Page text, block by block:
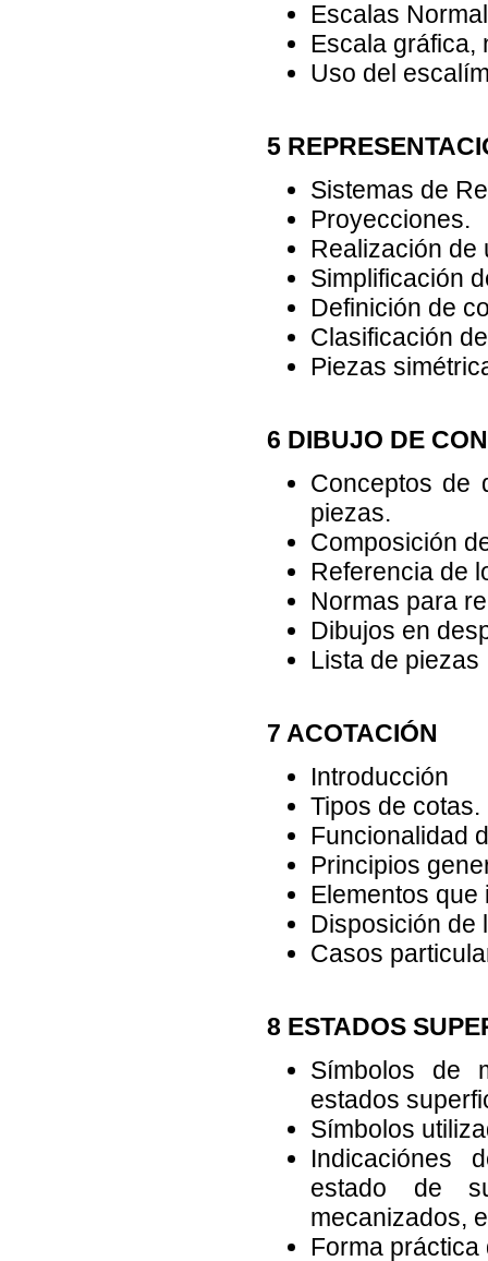
Escalas
Escala gráfica,
Uso del
5
Sistemas de
Proyecciones.
Realización de
Simplificación
Definición de
Clasificación
Piezas
6 DIBUJO DE
Conceptos de
piezas.
Composición
Referencia de
Normas para
Dibujos en
Lista de piezas
7 ACOTACIÓN
Introducción
Tipos de
Funcionalidad
Principios
Elementos que
Disposición de
Casos
8 ESTADOS
Símbolos de
estados
Símbolos
Indicaciónes
estado de
mecanizados,
Forma